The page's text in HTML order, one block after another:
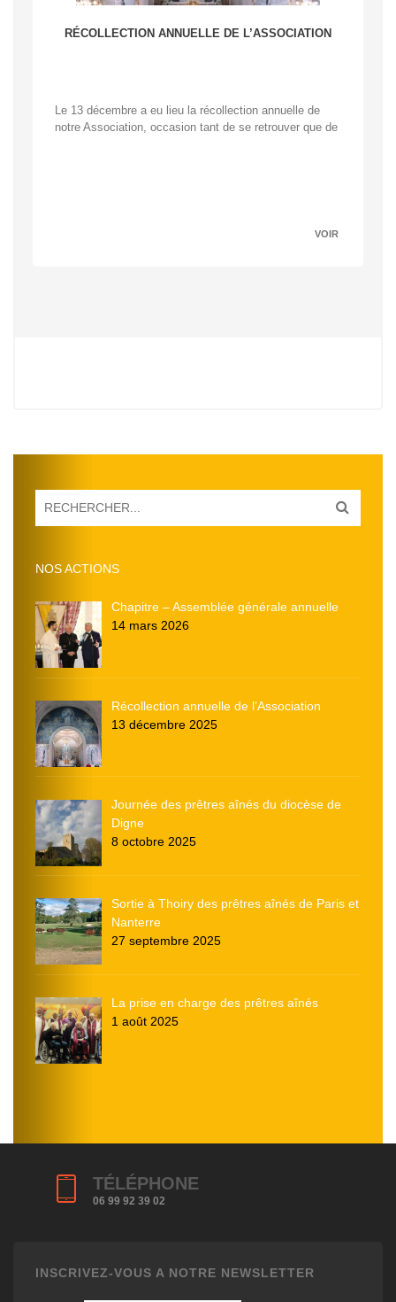
RÉCOLLECTION ANNUELLE DE L’ASSOCIATION
Le 13 décembre a eu lieu la récollection annuelle de
notre Association, occasion tant de se retrouver que de
VOIR
NOS ACTIONS
Chapitre – Assemblée générale annuelle
14 mars 2026
Récollection annuelle de l’Association
13 décembre 2025
Journée des prêtres aînés du diocèse de
Digne
8 octobre 2025
Sortie à Thoiry des prêtres aînés de Paris et
Nanterre
27 septembre 2025
La prise en charge des prêtres aînés
1 août 2025
TÉLÉPHONE
06 99 92 39 02
INSCRIVEZ-VOUS A NOTRE NEWSLETTER